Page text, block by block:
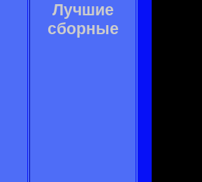
Лучшие
сборные